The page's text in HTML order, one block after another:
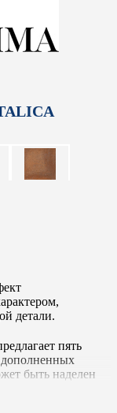
детали.
пять
дополненных
быть наделен
земляных